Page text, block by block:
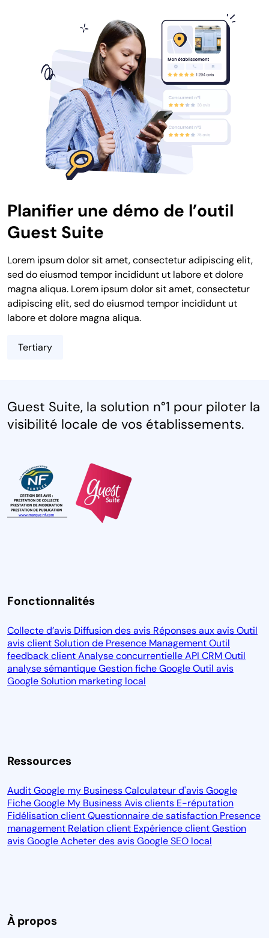
Planifier une démo de l’outil
Guest Suite
Lorem ipsum dolor sit amet, consectetur adipiscing elit,
sed do eiusmod tempor incididunt ut labore et dolore
magna aliqua. Lorem ipsum dolor sit amet, consectetur
adipiscing elit, sed do eiusmod tempor incididunt ut
labore et dolore magna aliqua.
Tertiary
Guest Suite, la solution n°1 pour piloter la
visibilité locale de vos établissements.
Fonctionnalités
Collecte d’avis Diffusion des avis Réponses aux avisOutil
avis clientSolution de Presence ManagementOutil
feedback clientAnalyse concurrentielleAPI CRMOutil
analyse sémantiqueGestion fiche GoogleOutil avis
GoogleSolution marketing local
Ressources
Audit Google my BusinessCalculateur d'avis Google
Fiche Google My BusinessAvis clients E-réputation
Fidélisation clientQuestionnaire de satisfaction Presence
management Relation client Expérience clientGestion
avis GoogleAcheter des avis GoogleSEO local
À propos